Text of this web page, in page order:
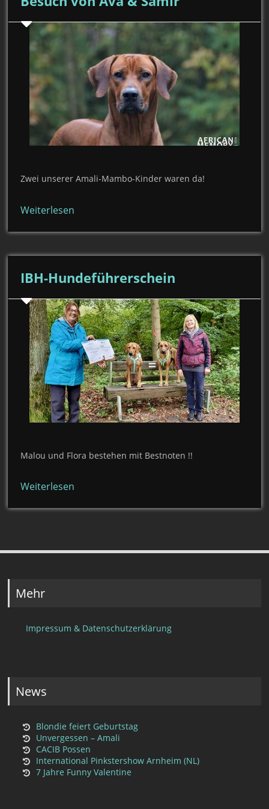
Zwei unserer Amali-Mambo-Kinder waren da!
Weiterlesen
IBH-Hundeführerschein
Malou und Flora bestehen mit Bestnoten !!
Weiterlesen
Mehr
Impressum & Datenschutzerklärung
News
Blondie feiert Geburtstag
Unvergessen – Amali
CACIB Possen
International Pinkstershow Arnheim (NL)
7 Jahre Funny Valentine